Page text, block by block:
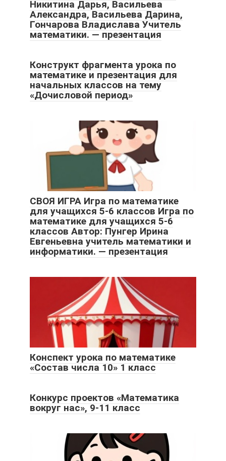
Никитина Дарья, Васильева
Александра, Васильева Дарина,
Гончарова Владислава Учитель
математики. — презентация
Конструкт фрагмента урока по
математике и презентация для
начальных классов на тему
«Дочисловой период»
СВОЯ ИГРА Игра по математике
для учащихся 5-6 классов Игра по
математике для учащихся 5-6
классов Автор: Пунгер Ирина
Евгеньевна учитель математики и
информатики. — презентация
Конспект урока по математике
«Состав числа 10» 1 класс
Конкурс проектов «Математика
вокруг нас», 9-11 класс